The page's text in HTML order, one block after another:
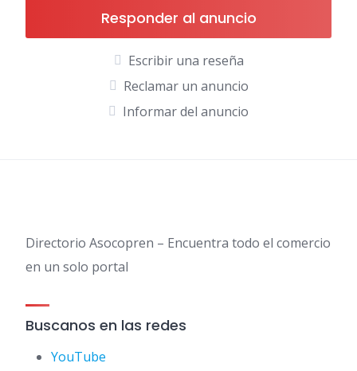
Responder al anuncio
Escribir una reseña
Reclamar un anuncio
Informar del anuncio
Directorio Asocopren – Encuentra todo el comercio
en un solo portal
Buscanos en las redes
YouTube